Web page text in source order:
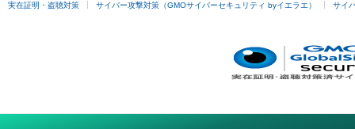
実在証明・盗聴対策
サイバー攻撃対策（GMOサイバーセキュリティ byイエラエ） サイ